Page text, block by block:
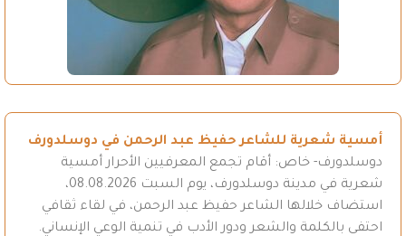
أمسية شعرية للشاعر حفيظ عبد الرحمن في دوسلدورف
دوسلدورف- خاص: أقام تجمع المعرفيين الأحرار أمسية
شعرية في مدينة دوسلدورف، يوم السبت 08.08.2026،
استضاف خلالها الشاعر حفيظ عبد الرحمن، في لقاء ثقافي
احتفى بالكلمة والشعر ودور الأدب في تنمية الوعي الإنساني.